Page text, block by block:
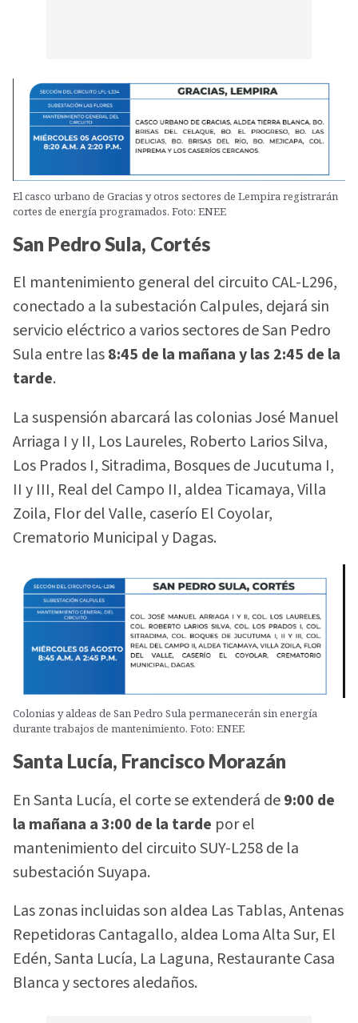
El casco urbano de Gracias y otros sectores de Lempira registrarán
cortes de energía programados. Foto: ENEE
San Pedro Sula, Cortés
El mantenimiento general del circuito CAL-L296,
conectado a la subestación Calpules, dejará sin
servicio eléctrico a varios sectores de San Pedro
Sula entre las8:45 de la mañana y las 2:45 de la
tarde.
La suspensión abarcará las colonias José Manuel
Arriaga I y II, Los Laureles, Roberto Larios Silva,
Los Prados I, Sitradima, Bosques de Jucutuma I,
II y III, Real del Campo II, aldea Ticamaya, Villa
Zoila, Flor del Valle, caserío El Coyolar,
Crematorio Municipal y Dagas.
Colonias y aldeas de San Pedro Sula permanecerán sin energía
durante trabajos de mantenimiento. Foto: ENEE
Santa Lucía, Francisco Morazán
En Santa Lucía, el corte se extenderá de9:00 de
la mañana a 3:00 de la tarde por el
mantenimiento del circuito SUY-L258 de la
subestación Suyapa.
Las zonas incluidas son aldea Las Tablas, Antenas
Repetidoras Cantagallo, aldea Loma Alta Sur, El
Edén, Santa Lucía, La Laguna, Restaurante Casa
Blanca y sectores aledaños.